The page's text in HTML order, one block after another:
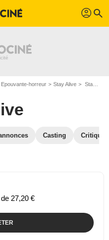
profil search
Epouvante-horreur Stay Alive Stay Alive en DVD Blu Ray
Casting
27,20 €